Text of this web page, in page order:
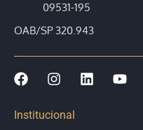
Institucional
09531-195
OAB/SP 320.943